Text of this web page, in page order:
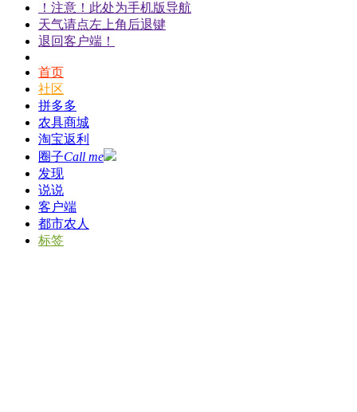
！注意！此处为手机版导航
天气请点左上角后退键
退回客户端！
首页
社区
拼多多
农具商城
淘宝返利
圈子Call me
发现
说说
客户端
都市农人
标签